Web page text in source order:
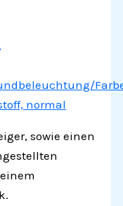
normal
sowie einen